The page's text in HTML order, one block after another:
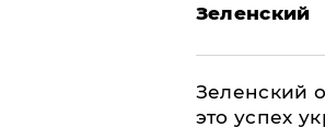
Зеленский
Зеленский
это успех